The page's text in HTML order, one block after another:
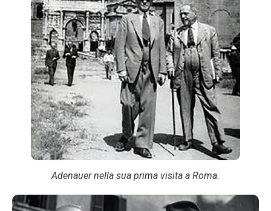
Adenauer nella sua prima visita a Roma.